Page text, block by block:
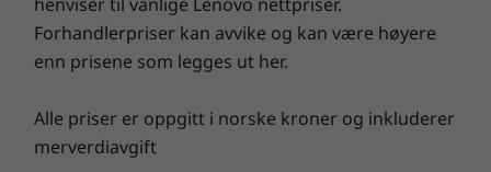
Forhandlerpriser kan avvike og kan være høyere
enn prisene som legges ut her.
Alle priser er oppgitt i norske kroner og inkluderer
merverdiavgift